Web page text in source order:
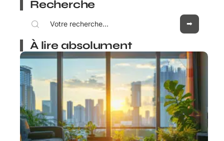
Recherche
À lire absolument